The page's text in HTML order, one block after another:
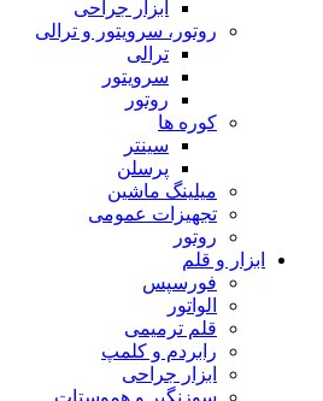
ابزار جراحی
روتور، سرویتور و ترالی
ترالی
سرویتور
روتور
کوره ها
سینتر
پرسلن
میلینگ ماشین
تجهیزات عمومی
روتور
ابزار و قلم
فورسپس
الواتور
قلم ترمیمی
رابردم و کلمپ
ابزار جراحی
سوزنگیر و هموستات